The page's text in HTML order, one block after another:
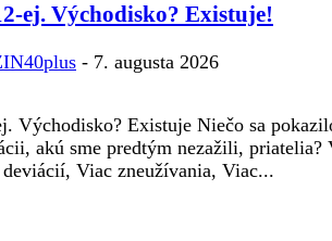
ej. Východisko? Existuje!
- 7. augusta 2026
Východisko? Existuje Niečo sa
akú sme predtým nezažili, priatelia?
Viac zneužívania, Viac...